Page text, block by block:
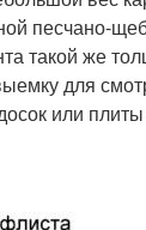
песчано-
такой же
для
или